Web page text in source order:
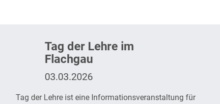
Tag der Lehre im
Flachgau
03.03.2026
Tag der Lehre ist eine Informationsveranstaltung für